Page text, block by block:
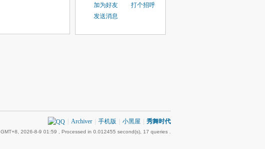
加为好友
打个招呼
发送消息
Archiver 手机版 小黑屋 秀舞时代
GMT+8, 2026-8-9 01:59 , Processed in 0.012455 second(s), 17 queries .